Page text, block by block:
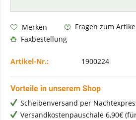
Merken
Fragen zum
Faxbestellung
Artikel-Nr.: 1900224
Vorteile in unserem Shop
Scheibenversand per
Versandkostenpauschale 6,90€